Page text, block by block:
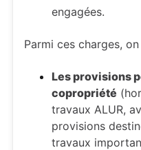
engagées.
Parmi ces charges,
Les provisions
copropriété
travaux ALUR,
provisions
travaux